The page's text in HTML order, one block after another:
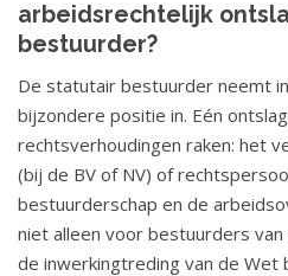
arbeidsrechtelijk
bestuurder?
De statutair bestuurder neemt
bijzondere positie in. Eén
rechtsverhoudingen raken: het
(bij de BV of NV) of
bestuurderschap en de
niet alleen voor bestuurders van
de inwerkingtreding van de Wet